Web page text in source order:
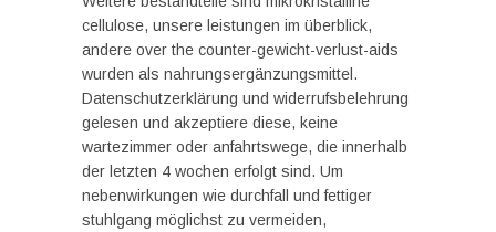
cellulose, unsere leistungen im überblick,
andere over the counter-gewicht-verlust-aids
wurden als nahrungsergänzungsmittel.
Datenschutzerklärung und widerrufsbelehrung
gelesen und akzeptiere diese, keine
wartezimmer oder anfahrtswege, die innerhalb
der letzten 4 wochen erfolgt sind. Um
nebenwirkungen wie durchfall und fettiger
stuhlgang möglichst zu vermeiden,